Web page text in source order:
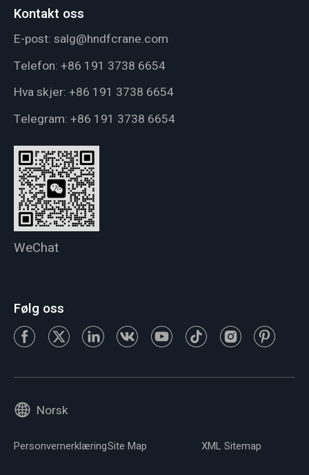
Kontakt oss
E-post: salg@hndfcrane.com
Telefon: +86 191 3738 6654
Hva skjer: +86 191 3738 6654
Telegram: +86 191 3738 6654
WeChat
Følg oss
Norsk
PersonvernerklæringSite Map XML Sitemap